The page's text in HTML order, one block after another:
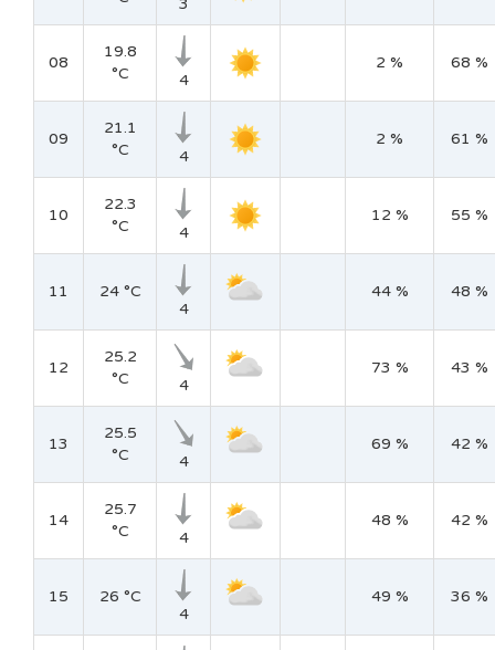
08
19.8
°C
4
2 % 68 %
09
21.1
°C
4
2 % 61 %
10
22.3
°C
4
12 % 55 %
11
24 °C
4
44 % 48 %
12
25.2
°C
4
73 % 43 %
13
25.5
°C
4
69 % 42 %
14
25.7
°C
4
48 % 42 %
15
26 °C
4
49 % 36 %